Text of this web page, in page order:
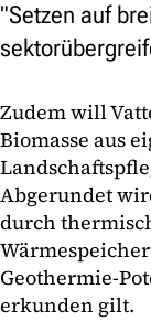
"Setzen auf
Zudem will
Biomasse aus
Abgerundet
durch
Geothermie-
erkunden gilt.